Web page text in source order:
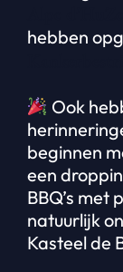
hebben
Ook
beginnen
een
BBQ’s met
natuurlijk
Kasteel de